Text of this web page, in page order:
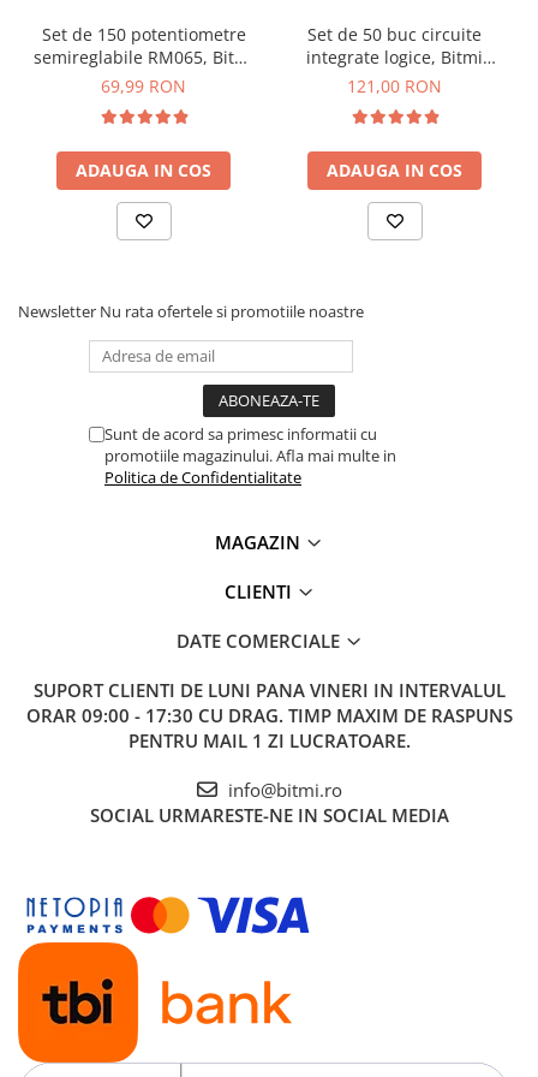
Set de 150 potentiometre
semireglabile RM065, Bitmi
10507
69,99 RON
ADAUGA IN COS
Set de 50 buc circuite
integrate logice, Bitmi
11307
121,00 RON
ADAUGA IN COS
Newsletter Nu rata ofertele si promotiile noastre
Sunt de acord sa primesc informatii cu
promotiile magazinului. Afla mai multe in
Politica de Confidentialitate
MAGAZIN
CLIENTI
DATE COMERCIALE
SUPORT CLIENTI DE LUNI PANA VINERI IN INTERVALUL
ORAR 09:00 - 17:30 CU DRAG. TIMP MAXIM DE RASPUNS
PENTRU MAIL 1 ZI LUCRATOARE.
info@bitmi.ro
SOCIAL URMARESTE-NE IN SOCIAL MEDIA